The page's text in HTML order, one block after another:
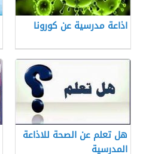
اذاعة مدرسية عن كورونا
هل تعلم عن الصحة للاذاعة
المدرسية